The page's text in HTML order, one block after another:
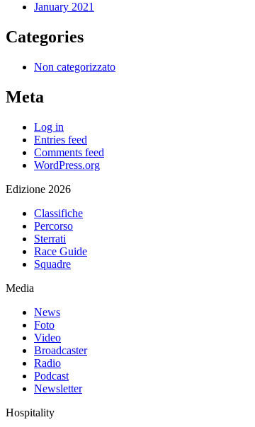
January 2021
Categories
Non categorizzato
Meta
Log in
Entries feed
Comments feed
WordPress.org
Edizione 2026
Classifiche
Percorso
Sterrati
Race Guide
Squadre
Media
News
Foto
Video
Broadcaster
Radio
Podcast
Newsletter
Hospitality